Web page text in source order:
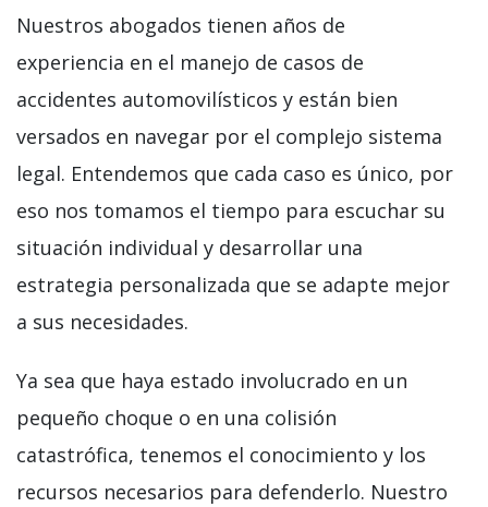
Nuestros abogados tienen años de
experiencia en el manejo de casos de
accidentes automovilísticos y están bien
versados ​​en navegar por el complejo sistema
legal. Entendemos que cada caso es único, por
eso nos tomamos el tiempo para escuchar su
situación individual y desarrollar una
estrategia personalizada que se adapte mejor
a sus necesidades.
Ya sea que haya estado involucrado en un
pequeño choque o en una colisión
catastrófica, tenemos el conocimiento y los
recursos necesarios para defenderlo. Nuestro